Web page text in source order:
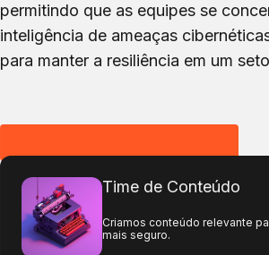
permitindo que as equipes se
inteligência de ameaças
para manter a resiliência em um
Time de Conteúdo
Criamos conteúdo relevante
mais seguro.